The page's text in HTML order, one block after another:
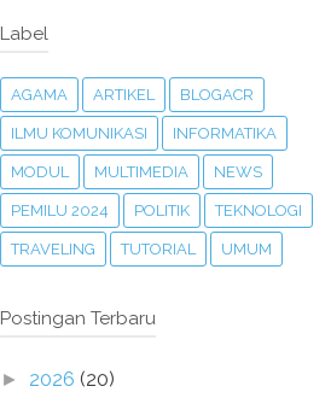
Label
AGAMA ARTIKEL BLOGACR
ILMU KOMUNIKASI INFORMATIKA
MODUL MULTIMEDIA NEWS
PEMILU 2024 POLITIK TEKNOLOGI
TRAVELING TUTORIAL UMUM
Postingan Terbaru
► 2026 (20)